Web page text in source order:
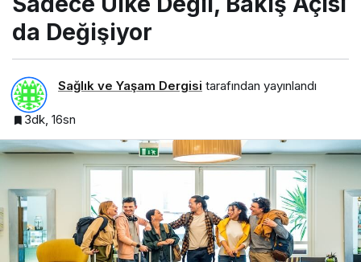
da Değişiyor
Sağlık ve Yaşam Dergisi tarafından yayınlandı
3dk, 16sn